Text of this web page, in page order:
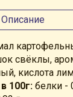
Описание
свёклы,
кислота
100г: белки -